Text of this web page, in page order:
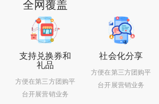
全网覆盖
支持兑换券和
礼品
方便在第三方团购平
台开展营销业务
社会化分享
方便在第三方团购平
台开展营销业务